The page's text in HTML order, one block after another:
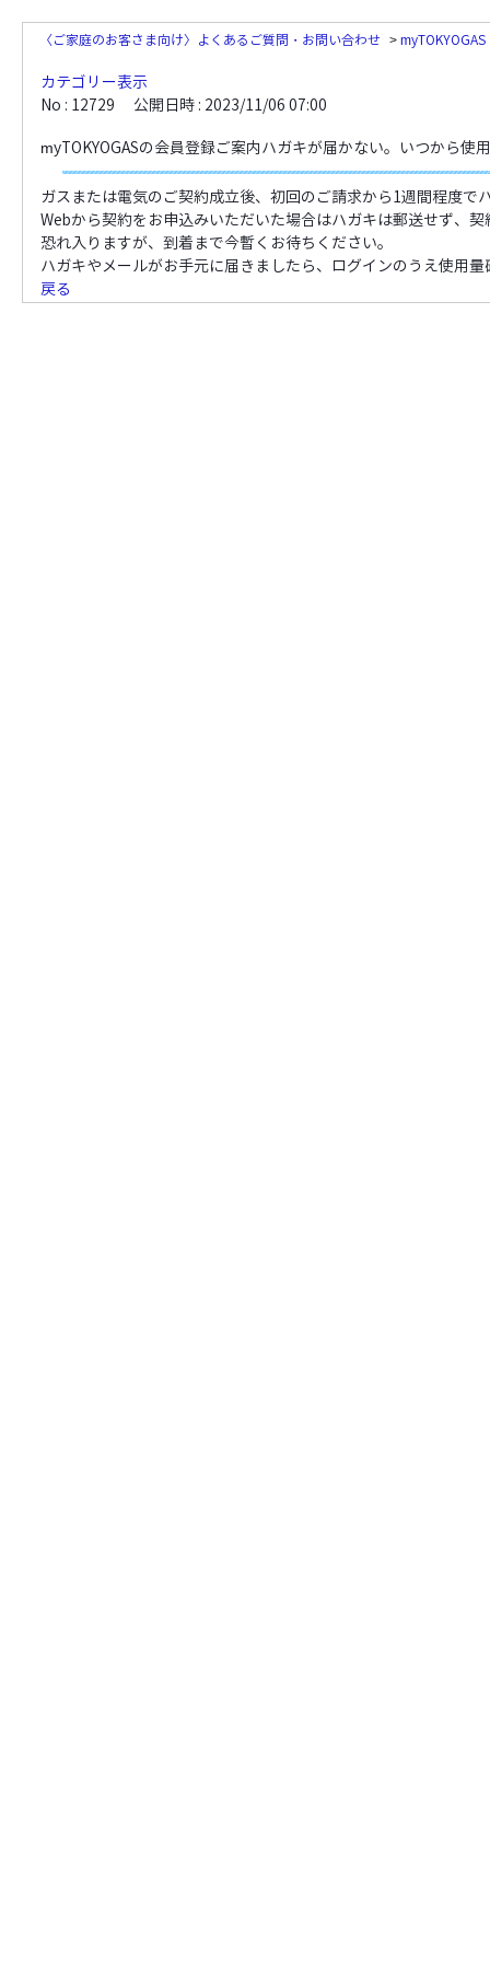
〈ご家庭のお客さま向け〉よくあるご質問・お問い合わせ >
カテゴリー表示
No : 12729
公開日時 : 2023/11/06 07:00
myTOKYOGASの会員登録ご案内ハガキが届かない。いつから
ガスまたは電気のご契約成立後、初回のご請求から1週間程度で
Webから契約をお申込みいただいた場合はハガキは郵送せず、
恐れ入りますが、到着まで今暫くお待ちください。
ハガキやメールがお手元に届きましたら、ログインのうえ使用
戻る